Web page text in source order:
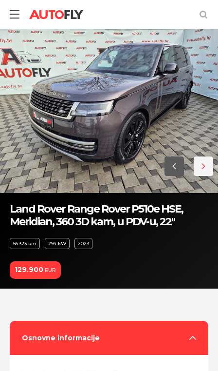
Land Rover Range Rover P510e HSE,
Meridian, 360 3D kam, u PDV-u, 22"
56.323 km 294 kW 2023
129.900 EUR
Osnovne informacije